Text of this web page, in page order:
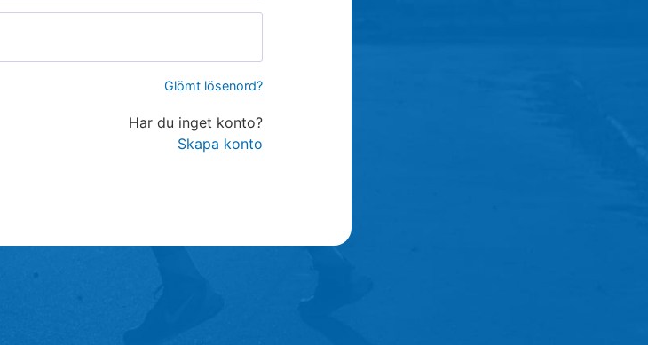
Glömt lösenord?
Har du inget konto?
Skapa konto